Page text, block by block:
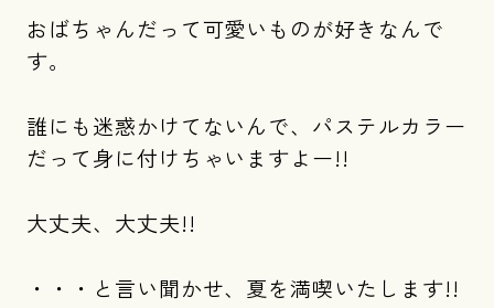
おばちゃんだって可愛いものが好きなんで
す。
誰にも迷惑かけてないんで、パステルカラー
だって身に付けちゃいますよー!!
大丈夫、大丈夫!!
・・・と言い聞かせ、夏を満喫いたします!!